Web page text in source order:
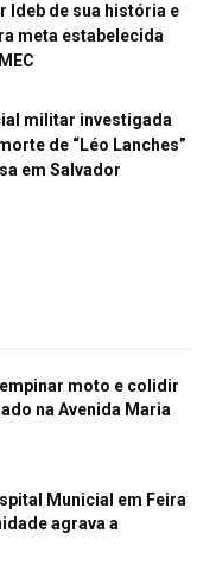
Ideb de sua história e
meta estabelecida
militar investigada
de “Léo Lanches”
em Salvador
moto e colidir
na Avenida Maria
Municial em Feira
agrava a